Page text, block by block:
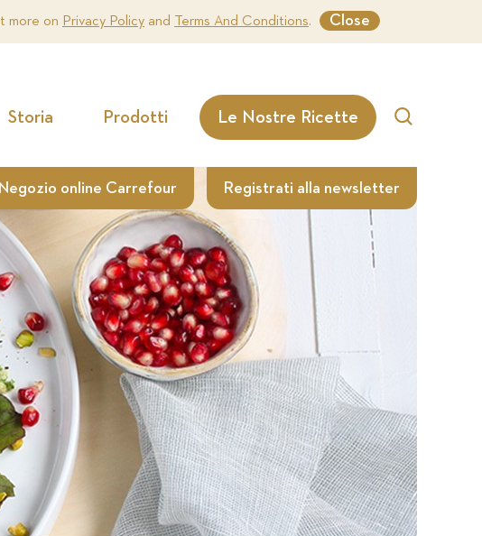
more on Privacy Policy and Terms And Conditions. Close
Storia Prodotti
Le Nostre Ricette
Negozio online Carrefour Registrati alla newsletter